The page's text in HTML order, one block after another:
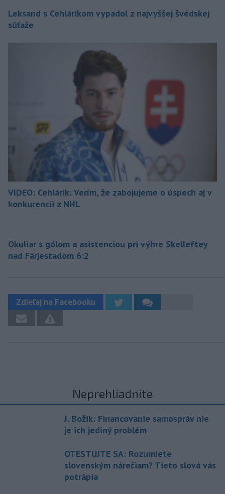
Leksand s Cehlárikom vypadol z najvyššej švédskej
súťaže
VIDEO: Cehlárik: Verím, že zabojujeme o úspech aj v
konkurencii z NHL
Okuliar s gólom a asistenciou pri výhre Skelleftey
nad Färjestadom 6:2
Zdieľaj na Facebooku
Neprehliadnite
J. Božik: Financovanie samospráv nie
je ich jediný problém
OTESTUJTE SA: Rozumiete
slovenským nárečiam? Tieto slová vás
potrápia